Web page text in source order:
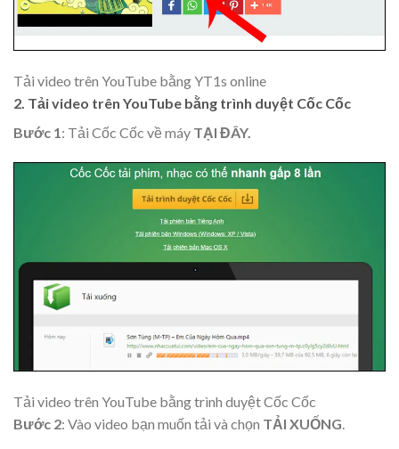
Tải video trên YouTube bằng YT1s online
2. Tải video trên YouTube bằng trình duyệt Cốc Cốc
Bước 1 : Tải Cốc Cốc về máy TẠI ĐÂY.
Tải video trên YouTube bằng trình duyệt Cốc Cốc
Bước 2: Vào video bạn muốn tải và chọn TẢI XUỐNG